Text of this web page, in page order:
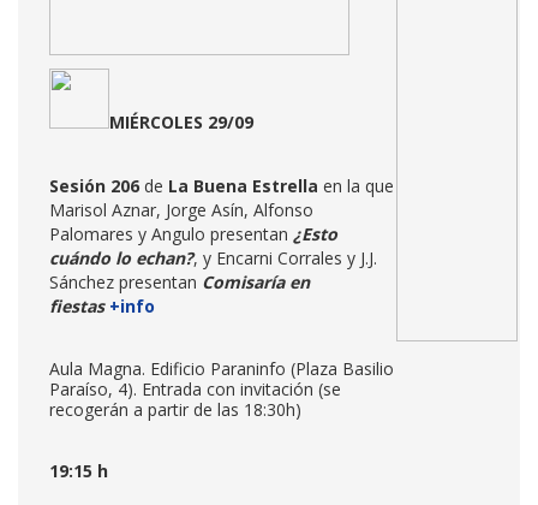
MIÉRCOLES 29/09
Sesión 206 de La Buena Estrella en la que
Marisol Aznar, Jorge Asín, Alfonso
Palomares y Angulo presentan ¿Esto
cuándo lo echan?, y Encarni Corrales y J.J.
Sánchez presentan Comisaría en
fiestas +info
Aula Magna. Edificio Paraninfo (Plaza Basilio
Paraíso, 4). Entrada con invitación (se
recogerán a partir de las 18:30h)
19:15 h